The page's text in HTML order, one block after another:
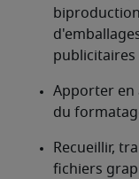
publicitaires
Apporter en
du
Recueillir,
fichiers